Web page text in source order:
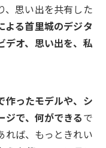
、思い出を共有した
よる首里城のデジタ
デオ、思い出を、私
作ったモデルや、シ
ジで、何ができるで
れば、もっときれい